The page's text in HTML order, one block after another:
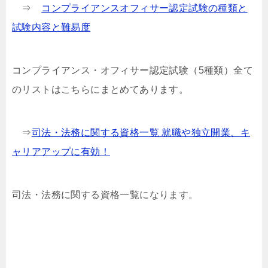
⇒
コンプライアンスオフィサー認定試験の種類と
試験内容と難易度
コンプライアンス・オフィサー認定試験（5種類）全て
のリストはこちらにまとめてあります。
⇒司法・法務に関する資格一覧 就職や独立開業、キ
ャリアアップに有効！
司法・法務に関する資格一覧になります。